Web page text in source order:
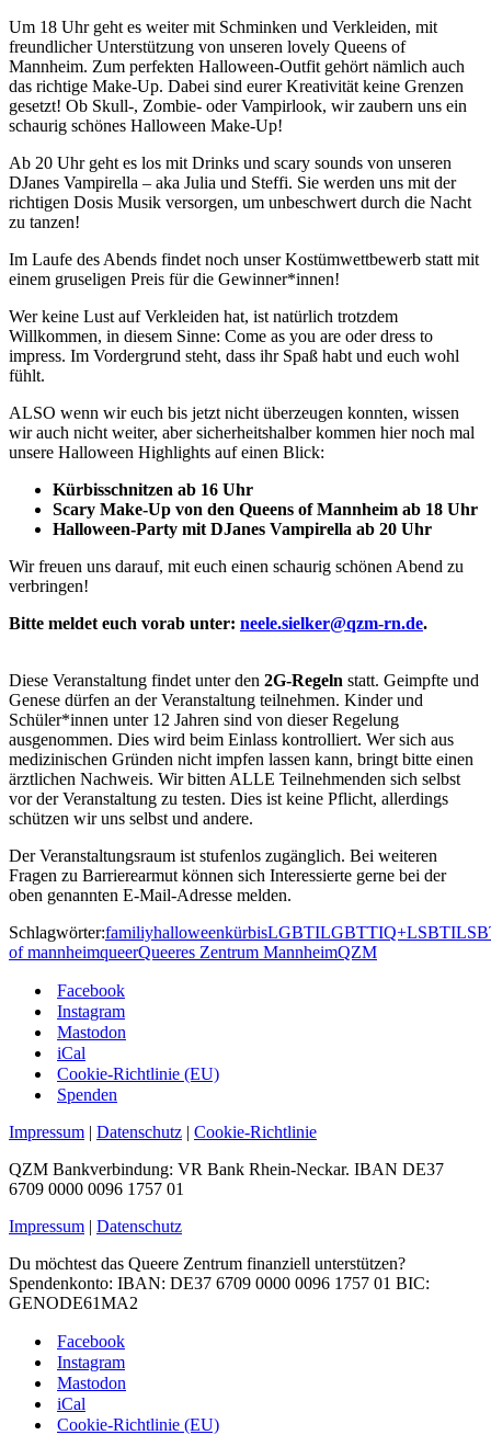
Um 18 Uhr geht es weiter mit Schminken und Verkleiden, mit
freundlicher Unterstützung von unseren lovely Queens of
Mannheim. Zum perfekten Halloween-Outfit gehört nämlich auch
das richtige Make-Up. Dabei sind eurer Kreativität keine Grenzen
gesetzt! Ob Skull-, Zombie- oder Vampirlook, wir zaubern uns ein
schaurig schönes Halloween Make-Up!
Ab 20 Uhr geht es los mit Drinks und scary sounds von unseren
DJanes Vampirella – aka Julia und Steffi. Sie werden uns mit der
richtigen Dosis Musik versorgen, um unbeschwert durch die Nacht
zu tanzen!
Im Laufe des Abends findet noch unser Kostümwettbewerb statt mit
einem gruseligen Preis für die Gewinner*innen!
Wer keine Lust auf Verkleiden hat, ist natürlich trotzdem
Willkommen, in diesem Sinne: Come as you are oder dress to
impress. Im Vordergrund steht, dass ihr Spaß habt und euch wohl
fühlt.
ALSO wenn wir euch bis jetzt nicht überzeugen konnten, wissen
wir auch nicht weiter, aber sicherheitshalber kommen hier noch mal
unsere Halloween Highlights auf einen Blick:
Kürbisschnitzen ab 16 Uhr
Scary Make-Up von den Queens of Mannheim ab 18 Uhr
Halloween-Party mit DJanes Vampirella ab 20 Uhr
Wir freuen uns darauf, mit euch einen schaurig schönen Abend zu
verbringen!
Bitte meldet euch vorab unter: neele.sielker@qzm-rn.de.
Diese Veranstaltung findet unter den 2G-Regeln statt. Geimpfte und
Genese dürfen an der Veranstaltung teilnehmen. Kinder und
Schüler*innen unter 12 Jahren sind von dieser Regelung
ausgenommen. Dies wird beim Einlass kontrolliert. Wer sich aus
medizinischen Gründen nicht impfen lassen kann, bringt bitte einen
ärztlichen Nachweis. Wir bitten ALLE Teilnehmenden sich selbst
vor der Veranstaltung zu testen. Dies ist keine Pflicht, allerdings
schützen wir uns selbst und andere.
Der Veranstaltungsraum ist stufenlos zugänglich. Bei weiteren
Fragen zu Barrierearmut können sich Interessierte gerne bei der
oben genannten E-Mail-Adresse melden.
Schlagwörter:familiyhalloweenkürbisLGBTILGBTTIQ+LSBTI
of mannheimqueerQueeres Zentrum MannheimQZM
Facebook
Instagram
Mastodon
iCal
Cookie-Richtlinie (EU)
Spenden
Impressum | Datenschutz | Cookie-Richtlinie
QZM Bankverbindung: VR Bank Rhein-Neckar. IBAN DE37
6709 0000 0096 1757 01
Impressum | Datenschutz
Du möchtest das Queere Zentrum finanziell unterstützen?
Spendenkonto: IBAN: DE37 6709 0000 0096 1757 01 BIC:
GENODE61MA2
Facebook
Instagram
Mastodon
iCal
Cookie-Richtlinie (EU)